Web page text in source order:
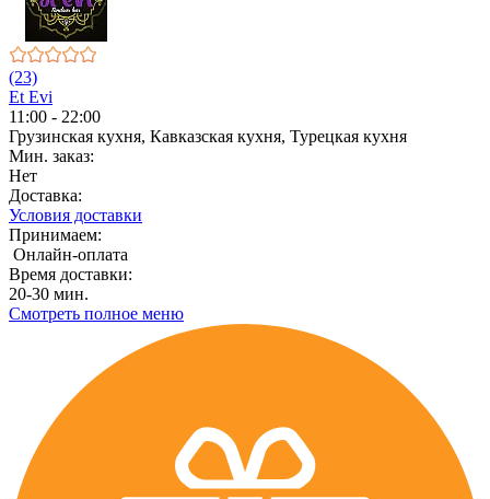
(23)
Et Evi
11:00 - 22:00
Грузинская кухня, Кавказская кухня, Турецкая кухня
Мин. заказ:
Нет
Доставка:
Условия доставки
Принимаем:
Онлайн-оплата
Время доставки:
20-30 мин.
Смотреть полное меню